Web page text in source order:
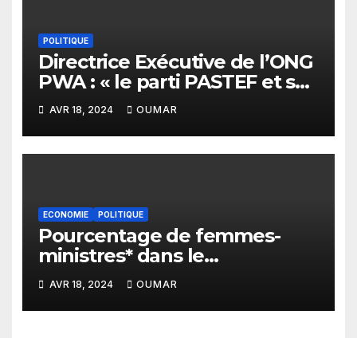
POLITIQUE
Directrice Exécutive de l’ONG
PWA : « le parti PASTEF et sa
coalition sont très masculins
»
AVR 18, 2024 OUMAR
ECONOMIE POLITIQUE
Pourcentage de femmes-
ministres* dans le
gouvernement de Sonko : Le
plus bas niveau depuis 2012
AVR 18, 2024 OUMAR